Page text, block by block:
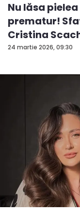
24 martie 2026, 09:30
Nu lăsa
prematur!
Cristina
est...